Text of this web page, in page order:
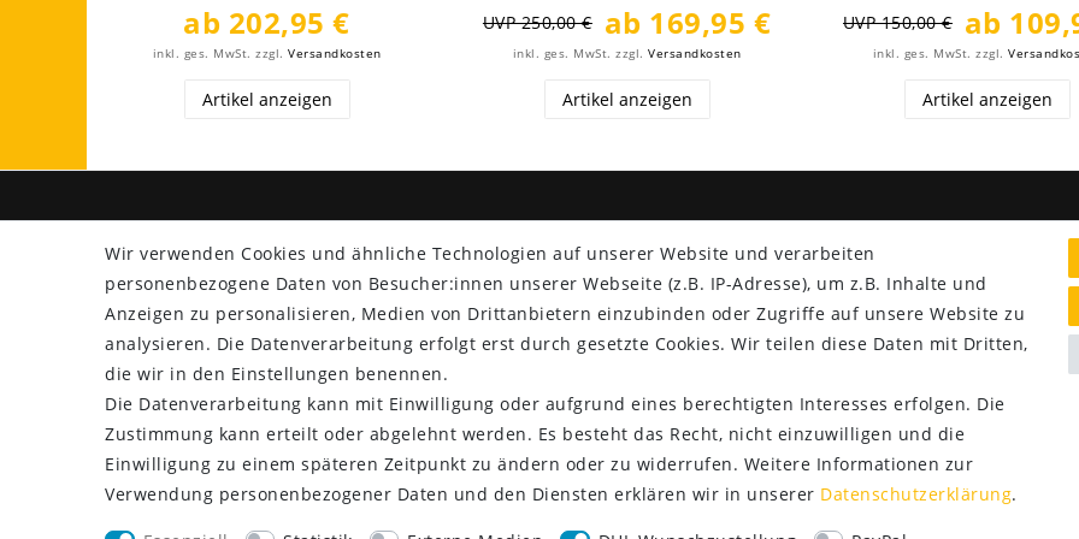
ab 202,95 €
inkl. ges. MwSt. zzgl.Versandkosten
Artikel anzeigen
UVP 250,00 € ab 169,95 €
inkl. ges. MwSt. zzgl.Versandkosten
Artikel anzeigen
UVP 150,00 € ab
inkl. ges. MwSt. zzgl.
Artikel anzeigen
Versand
Rücksendung
Widerrufs­recht
Impressum
Daten­schutz­erklärung
AGB
Kontakt
Lieferung nur 2,95 €
Rücksendung kostenfrei
14 Tage Rückgaberecht
Wir verwenden Cookies und ähnliche Technologien auf unserer Website und verarbeiten
personenbezogene Daten von Besucher:innen unserer Webseite (z.B. IP-Adresse), um z.B. Inhalte und
Anzeigen zu personalisieren, Medien von Drittanbietern einzubinden oder Zugriffe auf unsere Website zu
analysieren. Die Datenverarbeitung erfolgt erst durch gesetzte Cookies. Wir teilen diese Daten mit Dritten,
die wir in den Einstellungen benennen.
Die Datenverarbeitung kann mit Einwilligung oder aufgrund eines berechtigten Interesses erfolgen. Die
Zustimmung kann erteilt oder abgelehnt werden. Es besteht das Recht, nicht einzuwilligen und die
Einwilligung zu einem späteren Zeitpunkt zu ändern oder zu widerrufen. Weitere Informationen zur
Verwendung personenbezogener Daten und den Diensten erklären wir in unserer Daten­schutz­erklärung.